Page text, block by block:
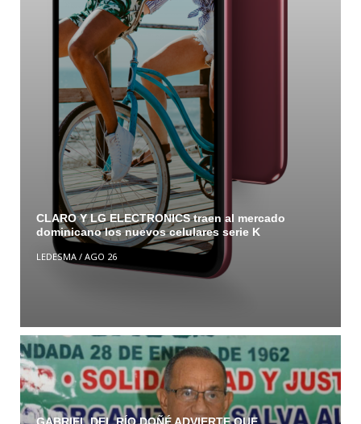
CLARO Y LG ELECTRONICS traen al mercado
dominicano los nuevos celulares serie K
LEDESMA/ AGO 26
GABRIEL DEL RÍO DOÑÉ ADVIERTE QUE